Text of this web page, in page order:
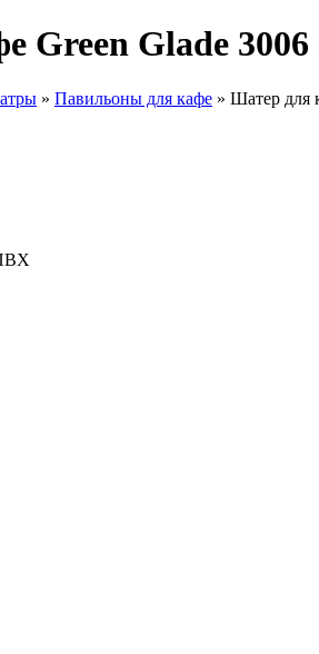
Green Glade
» Павильоны для кафе » Шатер для